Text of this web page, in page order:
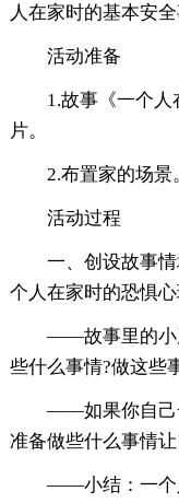
人在家时的基本安全
活动准备
1.故事《一个
片。
2.布置家的场景
活动过程
一、创设故事
个人在家时的恐惧
——故事里的小
些什么事情?做这些
——如果你自己
准备做些什么事情
——小结：一个